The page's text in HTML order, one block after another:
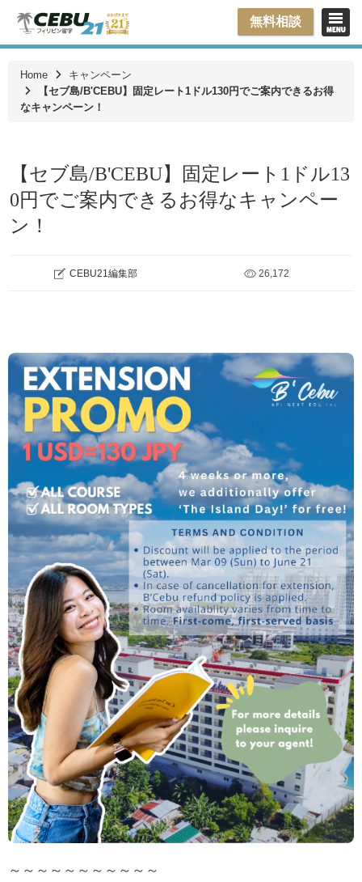
無料相談
Home
キャンペーン
【セブ島/B'CEBU】固定レート1ドル130円でご案内できるお得
なキャンペーン！
【セブ島/B'CEBU】固定レート1ドル13
0円でご案内できるお得なキャンペー
ン！
CEBU21編集部 26,172
～～～～～～～～～～～